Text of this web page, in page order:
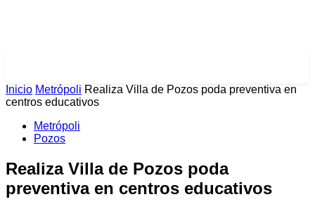
Inicio Metrópoli Realiza Villa de Pozos poda preventiva en
centros educativos
Metrópoli
Pozos
Realiza Villa de Pozos poda
preventiva en centros educativos